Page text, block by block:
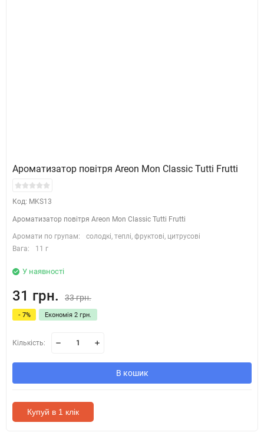
Ароматизатор повітря Areon Mon Classic Tutti Frutti
Код: MKS13
Ароматизатор повітря Areon Mon Classic Tutti Frutti
Аромати по групам:
солодкі, теплі, фруктові, цитрусові
Вага:
11 г
У наявності
31 грн. 33 грн.
- 7% Економія 2 грн.
Кількість:
В кошик
Купуй в 1 клік